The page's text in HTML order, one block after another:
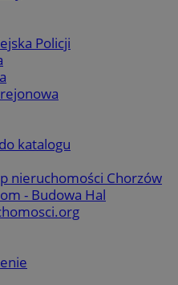
Policji
katalogu
nieruchomości Chorzów
- Budowa Hal